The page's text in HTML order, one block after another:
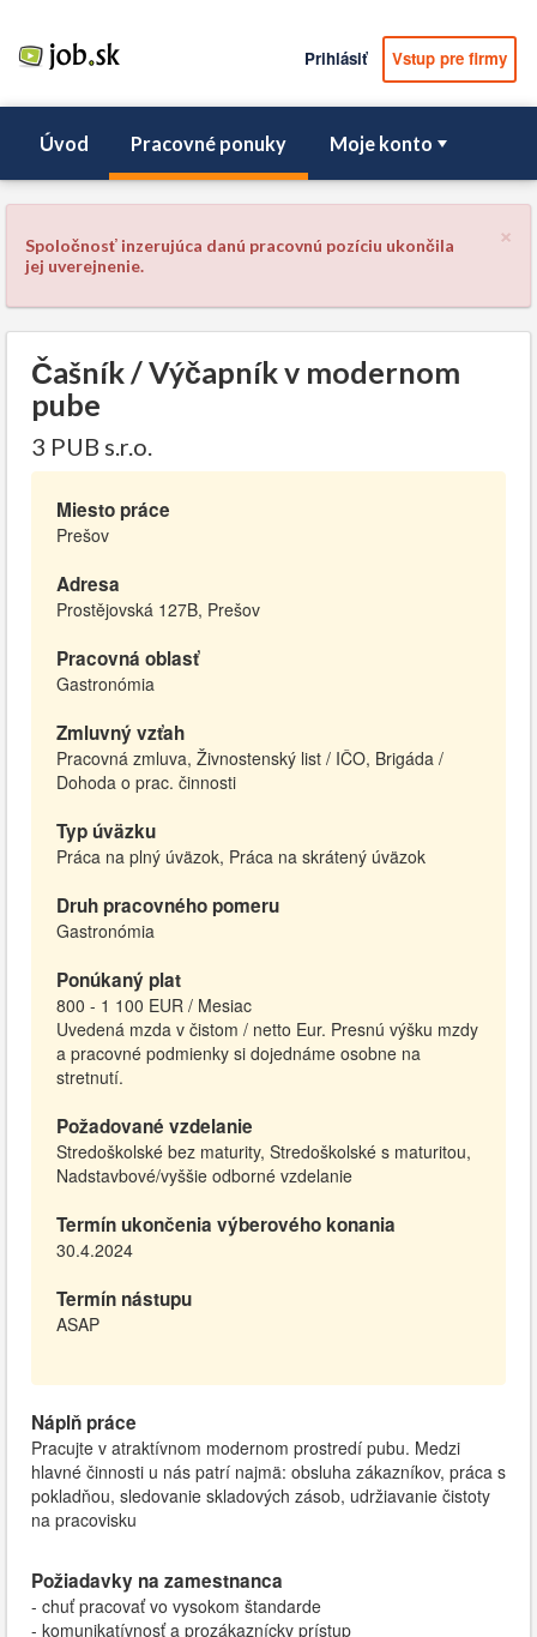
Prihlásiť Vstup pre firmy
Úvod Pracovné ponuky Moje konto
×
Spoločnosť inzerujúca danú pracovnú pozíciu ukončila
jej uverejnenie.
Čašník / Výčapník v modernom
pube
3 PUB s.r.o.
Miesto práce
Prešov
Adresa
Prostějovská 127B, Prešov
Pracovná oblasť
Gastronómia
Zmluvný vzťah
Pracovná zmluva, Živnostenský list / IČO, Brigáda /
Dohoda o prac. činnosti
Typ úväzku
Práca na plný úväzok, Práca na skrátený úväzok
Druh pracovného pomeru
Gastronómia
Ponúkaný plat
800 - 1 100 EUR / Mesiac
Uvedená mzda v čistom / netto Eur. Presnú výšku mzdy
a pracovné podmienky si dojednáme osobne na
stretnutí.
Požadované vzdelanie
Stredoškolské bez maturity, Stredoškolské s maturitou,
Nadstavbové/vyššie odborné vzdelanie
Termín ukončenia výberového konania
30.4.2024
Termín nástupu
ASAP
Náplň práce
Pracujte v atraktívnom modernom prostredí pubu. Medzi
hlavné činnosti u nás patrí najmä: obsluha zákazníkov, práca s
pokladňou, sledovanie skladových zásob, udržiavanie čistoty
na pracovisku
Požiadavky na zamestnanca
- chuť pracovať vo vysokom štandarde
- komunikatívnosť a prozákaznícky prístup